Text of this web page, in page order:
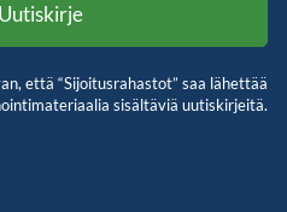
että “Sijoitusrahastot” saa lähettää
sisältäviä uutiskirjeitä.